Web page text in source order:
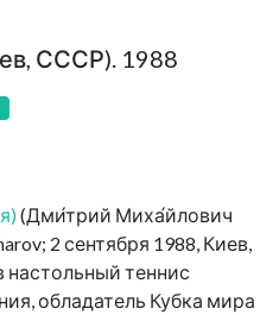
СССР). 1988
(Дми́трий Миха́йлович
2 сентября 1988, Киев,
теннис
обладатель Кубка мира